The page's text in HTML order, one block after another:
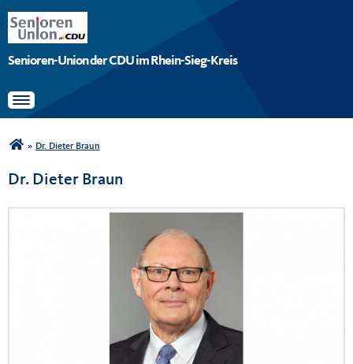
Senioren-Union der CDU im Rhein-Sieg-Kreis
Toggle navigation
Sie sind hier
» Dr. Dieter Braun
Dr. Dieter Braun